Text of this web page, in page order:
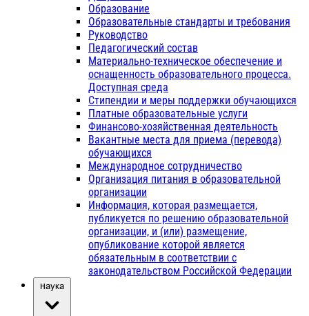
Образование
Образовательные стандарты и требования
Руководство
Педагогический состав
Материально-техническое обеспечение и
оснащенность образовательного процесса.
Доступная среда
Стипендии и меры поддержки обучающихся
Платные образовательные услуги
Финансово-хозяйственная деятельность
Вакантные места для приема (перевода)
обучающихся
Международное сотрудничество
Организация питания в образовательной
организации
Информация, которая размещается,
публикуется по решению образовательной
организации, и (или) размещение,
опубликование которой является
обязательным в соответствии с
законодательством Российской Федерации
Наука